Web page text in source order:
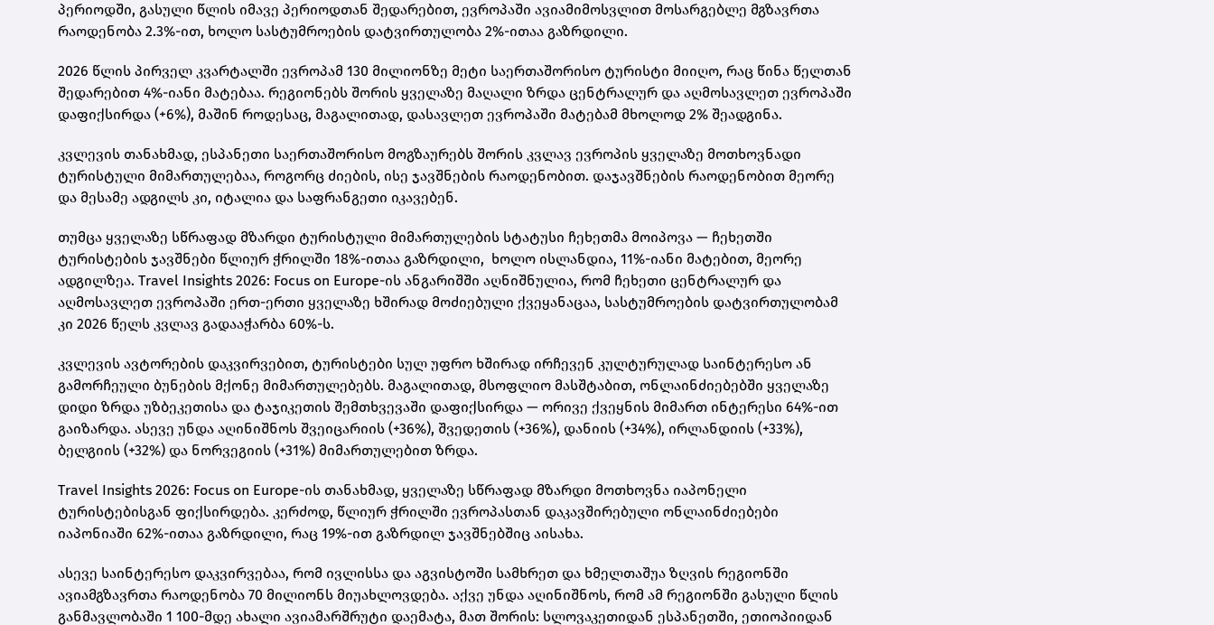
პერიოდში, გასული წლის იმავე პერიოდთან შედარებით, ევროპაში ავიამიმოსვლით მოსარგებლე მგზავრთა
რაოდენობა 2.3%-ით, ხოლო სასტუმროების დატვირთულობა 2%-ითაა გაზრდილი.
2026 წლის პირველ კვარტალში ევროპამ 130 მილიონზე მეტი საერთაშორისო ტურისტი მიიღო, რაც წინა წელთან
შედარებით 4%-იანი მატებაა. რეგიონებს შორის ყველაზე მაღალი ზრდა ცენტრალურ და აღმოსავლეთ ევროპაში
დაფიქსირდა (+6%), მაშინ როდესაც, მაგალითად, დასავლეთ ევროპაში მატებამ მხოლოდ 2% შეადგინა.
კვლევის თანახმად, ესპანეთი საერთაშორისო მოგზაურებს შორის კვლავ ევროპის ყველაზე მოთხოვნადი
ტურისტული მიმართულებაა, როგორც ძიების, ისე ჯავშნების რაოდენობით. დაჯავშნების რაოდენობით მეორე
და მესამე ადგილს კი, იტალია და საფრანგეთი იკავებენ.
თუმცა ყველაზე სწრაფად მზარდი ტურისტული მიმართულების სტატუსი ჩეხეთმა მოიპოვა — ჩეხეთში
ტურისტების ჯავშნები წლიურ ჭრილში 18%-ითაა გაზრდილი, ხოლო ისლანდია, 11%-იანი მატებით, მეორე
ადგილზეა. Travel Insights 2026: Focus on Europe-ის ანგარიშში აღნიშნულია, რომ ჩეხეთი ცენტრალურ და
აღმოსავლეთ ევროპაში ერთ-ერთი ყველაზე ხშირად მოძიებული ქვეყანაცაა, სასტუმროების დატვირთულობამ
კი 2026 წელს კვლავ გადააჭარბა 60%-ს.
კვლევის ავტორების დაკვირვებით, ტურისტები სულ უფრო ხშირად ირჩევენ კულტურულად საინტერესო ან
გამორჩეული ბუნების მქონე მიმართულებებს. მაგალითად, მსოფლიო მასშტაბით, ონლაინძიებებში ყველაზე
დიდი ზრდა უზბეკეთისა და ტაჯიკეთის შემთხვევაში დაფიქსირდა — ორივე ქვეყნის მიმართ ინტერესი 64%-ით
გაიზარდა. ასევე უნდა აღინიშნოს შვეიცარიის (+36%), შვედეთის (+36%), დანიის (+34%), ირლანდიის (+33%),
ბელგიის (+32%) და ნორვეგიის (+31%) მიმართულებით ზრდა.
Travel Insights 2026: Focus on Europe-ის თანახმად, ყველაზე სწრაფად მზარდი მოთხოვნა იაპონელი
ტურისტებისგან ფიქსირდება. კერძოდ, წლიურ ჭრილში ევროპასთან დაკავშირებული ონლაინძიებები
იაპონიაში 62%-ითაა გაზრდილი, რაც 19%-ით გაზრდილ ჯავშნებშიც აისახა.
ასევე საინტერესო დაკვირვებაა, რომ ივლისსა და აგვისტოში სამხრეთ და ხმელთაშუა ზღვის რეგიონში
ავიამგზავრთა რაოდენობა 70 მილიონს მიუახლოვდება. აქვე უნდა აღინიშნოს, რომ ამ რეგიონში გასული წლის
განმავლობაში 1 100-მდე ახალი ავიამარშრუტი დაემატა, მათ შორის: სლოვაკეთიდან ესპანეთში, ეთიოპიიდან